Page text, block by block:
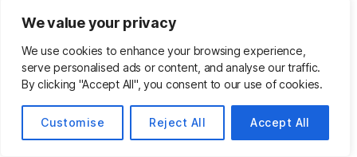
We value your privacy
We use cookies to enhance your browsing experience,
serve personalised ads or content, and analyse our traffic.
By clicking "Accept All", you consent to our use of cookies.
Customise Reject All Accept All
Beitragsautor
VonBjörn Eickhoff